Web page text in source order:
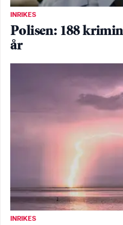
INRIKES
Polisen: 188
år
INRIKES